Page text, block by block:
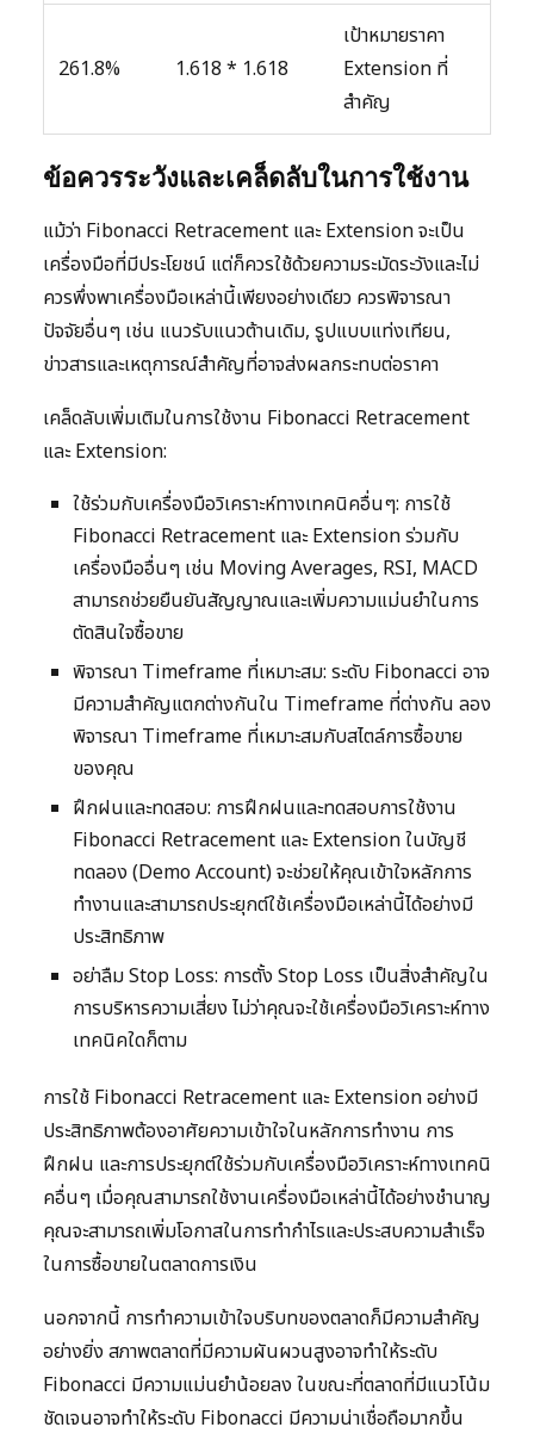
261.8% 1.618 * 1.618
เป้าหมายราคา
Extension ที่
สำคัญ
ข้อควรระวังและเคล็ดลับในการใช้งาน
แม้ว่า Fibonacci Retracement และ Extension จะเป็น
เครื่องมือที่มีประโยชน์ แต่ก็ควรใช้ด้วยความระมัดระวังและไม่
ควรพึ่งพาเครื่องมือเหล่านี้เพียงอย่างเดียว ควรพิจารณา
ปัจจัยอื่นๆ เช่น แนวรับแนวต้านเดิม, รูปแบบแท่งเทียน,
ข่าวสารและเหตุการณ์สำคัญที่อาจส่งผลกระทบต่อราคา
เคล็ดลับเพิ่มเติมในการใช้งาน Fibonacci Retracement
และ Extension:
ใช้ร่วมกับเครื่องมือวิเคราะห์ทางเทคนิคอื่นๆ: การใช้
Fibonacci Retracement และ Extension ร่วมกับ
เครื่องมืออื่นๆ เช่น Moving Averages, RSI, MACD
สามารถช่วยยืนยันสัญญาณและเพิ่มความแม่นยำในการ
ตัดสินใจซื้อขาย
พิจารณา Timeframe ที่เหมาะสม: ระดับ Fibonacci อาจ
มีความสำคัญแตกต่างกันใน Timeframe ที่ต่างกัน ลอง
พิจารณา Timeframe ที่เหมาะสมกับสไตล์การซื้อขาย
ของคุณ
ฝึกฝนและทดสอบ: การฝึกฝนและทดสอบการใช้งาน
Fibonacci Retracement และ Extension ในบัญชี
ทดลอง (Demo Account) จะช่วยให้คุณเข้าใจหลักการ
ทำงานและสามารถประยุกต์ใช้เครื่องมือเหล่านี้ได้อย่างมี
ประสิทธิภาพ
อย่าลืม Stop Loss: การตั้ง Stop Loss เป็นสิ่งสำคัญใน
การบริหารความเสี่ยง ไม่ว่าคุณจะใช้เครื่องมือวิเคราะห์ทาง
เทคนิคใดก็ตาม
การใช้ Fibonacci Retracement และ Extension อย่างมี
ประสิทธิภาพต้องอาศัยความเข้าใจในหลักการทำงาน การ
ฝึกฝน และการประยุกต์ใช้ร่วมกับเครื่องมือวิเคราะห์ทางเทคนิ
คอื่นๆ เมื่อคุณสามารถใช้งานเครื่องมือเหล่านี้ได้อย่างชำนาญ
คุณจะสามารถเพิ่มโอกาสในการทำกำไรและประสบความสำเร็จ
ในการซื้อขายในตลาดการเงิน
นอกจากนี้ การทำความเข้าใจบริบทของตลาดก็มีความสำคัญ
อย่างยิ่ง สภาพตลาดที่มีความผันผวนสูงอาจทำให้ระดับ
Fibonacci มีความแม่นยำน้อยลง ในขณะที่ตลาดที่มีแนวโน้ม
ชัดเจนอาจทำให้ระดับ Fibonacci มีความน่าเชื่อถือมากขึ้น